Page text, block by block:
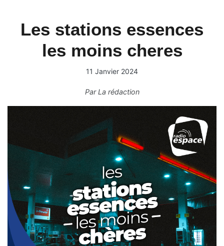
Les stations essences
les moins cheres
11 Janvier 2024
ParLa rédaction